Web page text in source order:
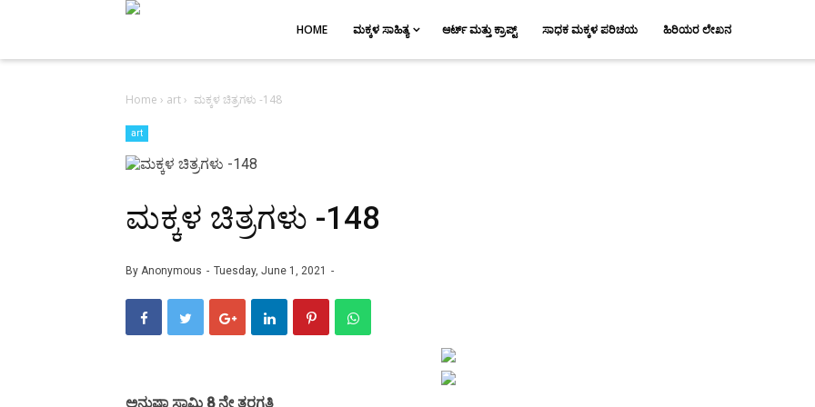
HOME ಮಕ್ಕಳ ಸಾಹಿತ್ಯ ಆರ್ಟ್ ಮತ್ತು ಕ್ರಾಪ್ಟ್ ಸಾಧಕ ಮಕ್ಕಳ ಪರಿಚಯ ಹಿರಿಯರ ಲೇಖನ
Home › art› ಮಕ್ಕಳ ಚಿತ್ರಗಳು -148
art
ಮಕ್ಕಳ ಚಿತ್ರಗಳು -148
By Anonymous Tuesday, June 1, 2021
ಅನುಷಾ ಸ್ವಾಮಿ 8 ನೇ ತರಗತಿ